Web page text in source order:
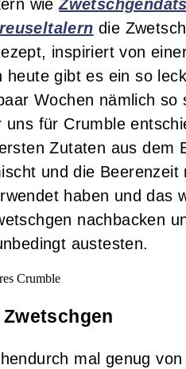
wie
die
inspiriert von
heute gibt es ein so
Wochen nämlich
uns für Crumble
Zutaten aus dem
und die
haben und das
nachbacken
austesten.
mal genug